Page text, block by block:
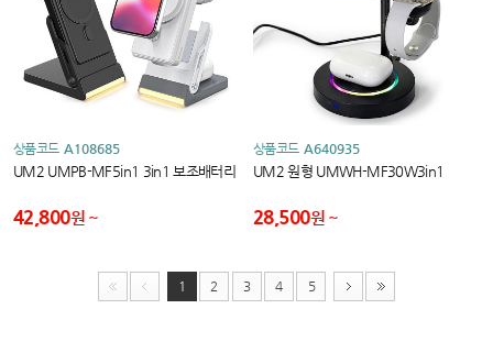
상품코드 A108685
UM2 UMPB-MF5in1 3in1 보조배터리
42,800원
상품코드 A640935
UM2 원형 UMWH-MF30W3in1
28,500원
1 2 3 4 5